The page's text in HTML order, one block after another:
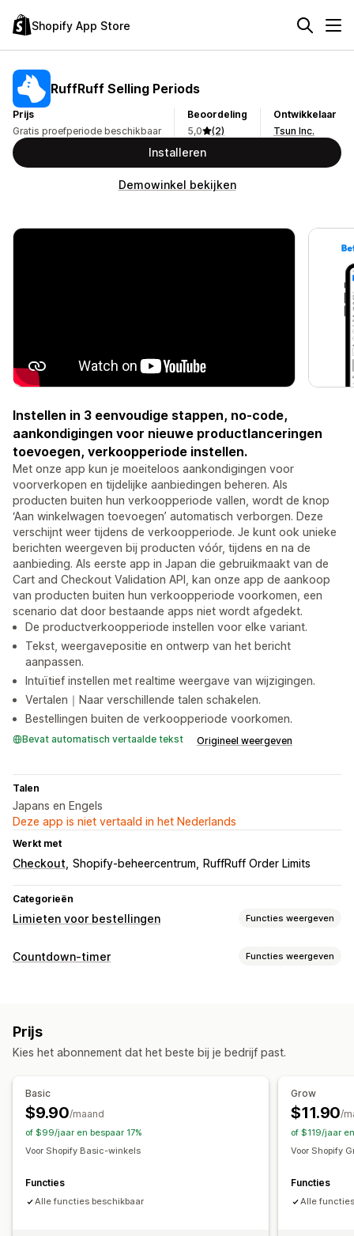
Shopify App Store
RuffRuff Selling Periods
Prijs
Gratis proefperiode beschikbaar
Beoordeling
5,0
(2)
Ontwikkelaar
Tsun Inc.
Installeren
Demowinkel bekijken
Instellen in 3 eenvoudige stappen, no-code,
aankondigingen voor nieuwe productlanceringen
toevoegen, verkoopperiode instellen.
Met onze app kun je moeiteloos aankondigingen voor
voorverkopen en tijdelijke aanbiedingen beheren. Als
producten buiten hun verkoopperiode vallen, wordt de knop
‘Aan winkelwagen toevoegen’ automatisch verborgen. Deze
verschijnt weer tijdens de verkoopperiode. Je kunt ook unieke
berichten weergeven bij producten vóór, tijdens en na de
aanbieding. Als eerste app in Japan die gebruikmaakt van de
Cart and Checkout Validation API, kan onze app de aankoop
van producten buiten hun verkoopperiode voorkomen, een
scenario dat door bestaande apps niet wordt afgedekt.
De productverkoopperiode instellen voor elke variant.
Tekst, weergavepositie en ontwerp van het bericht
aanpassen.
Intuïtief instellen met realtime weergave van wijzigingen.
Vertalen｜Naar verschillende talen schakelen.
Bestellingen buiten de verkoopperiode voorkomen.
Bevat automatisch vertaalde tekst Origineel weergeven
Talen
Japans en Engels
Deze app is niet vertaald in het Nederlands
Werkt met
Checkout Shopify-beheercentrum RuffRuff Order Limits
Categorieën
Limieten voor bestellingen Functies weergeven
Beperkingsregels
Winkelwagenmeldingen
Productpaginameldingen
Aangepaste branding
Countdown-timer Functies weergeven
Aangepaste positie
Per bezoek opnieuw instellen
Vaste minuut
Type timer
Vervaldatum
Prijs
Kies het abonnement dat het beste bij je bedrijf past.
Basic
$9.90/maand
of $99/jaar en bespaar 17%
Voor Shopify Basic-winkels
Functies
Alle functies beschikbaar
Grow
$11.90/
of $119/jaar
Voor Shopify
Functies
Alle